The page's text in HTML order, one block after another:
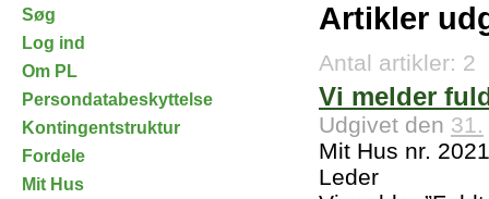
Søg
Log ind
Om PL
Persondatabeskyttelse
Kontingentstruktur
Fordele
Mit Hus
Artikler
Antal artikler: 2
Vi melder
Udgivet den 31.
Mit Hus nr.
Leder